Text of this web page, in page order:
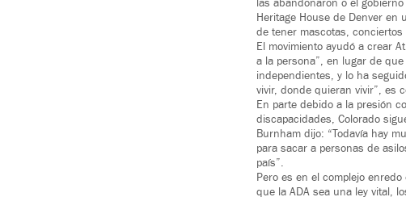
las abandonaron o el
Heritage House de Denver
de tener mascotas,
El movimiento ayudó a crear
a la persona”, en lugar de
independientes, y lo ha
vivir, donde quieran vivir”, es
En parte debido a la presión
discapacidades, Colorado
Burnham dijo: “Todavía hay
para sacar a personas de
país”.
Pero es en el complejo
que la ADA sea una ley vital,